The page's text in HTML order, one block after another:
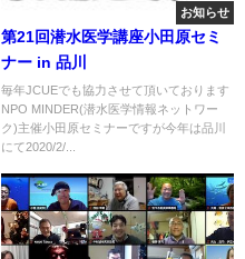
お知らせ
第21回潜水医学講座小田原セミ
ナー in 品川
毎年JCUEでも協力させて頂いております
NPO MINDER(潜水医学情報ネットワー
ク)主催小田原セミナーですが今年は品川
にて2020/2/...